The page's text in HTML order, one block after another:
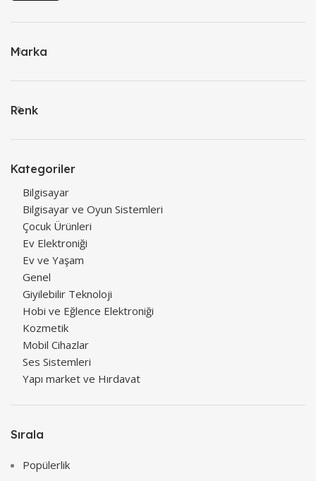
Marka
Renk
Kategoriler
Bilgisayar
Bilgisayar ve Oyun Sistemleri
Çocuk Ürünleri
Ev Elektroniği
Ev ve Yaşam
Genel
Giyilebilir Teknoloji
Hobi ve Eğlence Elektroniği
Kozmetik
Mobil Cihazlar
Ses Sistemleri
Yapı market ve Hırdavat
Sırala
Popülerlik